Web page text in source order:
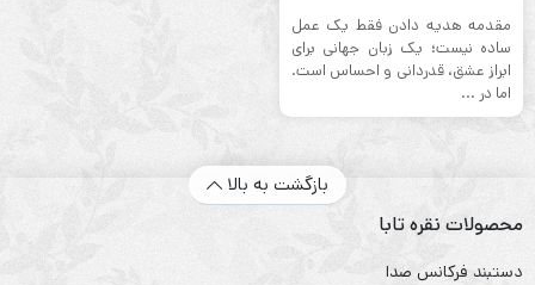
مقدمه هدیه دادن فقط یک عمل
ساده نیست؛ یک زبان جهانی برای
ابراز عشق، قدردانی و احساس است.
اما در ...
بازگشت به بالا
محصولات نقره تابا
دستبند فرکانس صدا